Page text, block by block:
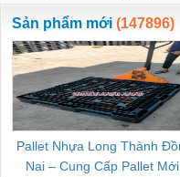
ewara
Sản phẩm mới (147896)
Pallet Nhựa Long Thành
Nai – Cung Cấp Pallet Mới,